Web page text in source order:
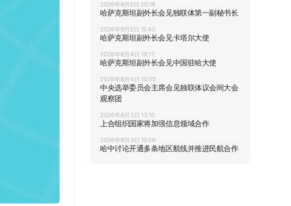
2026年8月5日 20:18
哈萨克斯坦副外长会见独联体第一副秘书长
2026年8月5日 15:40
哈萨克斯坦副外长会见卡塔尔大使
2026年8月4日 16:17
哈萨克斯坦副外长会见中国驻哈大使
2026年8月4日 10:05
中央选举委员会主席会见独联体议会间大会
观察团
2026年8月3日 13:16
上合组织国家将加强信息领域合作
2026年8月3日 10:56
哈中讨论开通多条地区航线并推进民航合作